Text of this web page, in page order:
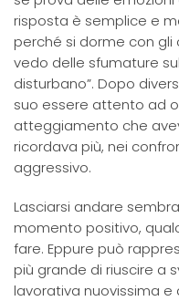
risposta è semplice e
perché si dorme con gli
vedo delle sfumature
disturbano”. Dopo
suo essere attento ad
atteggiamento che
ricordava più, nei
aggressivo.
Lasciarsi andare
momento positivo,
fare. Eppure può
più grande di riuscire a
lavorativa nuovissima e